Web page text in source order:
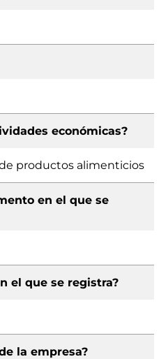
económicas?
productos alimenticios
en el que se
el que se registra?
la empresa?